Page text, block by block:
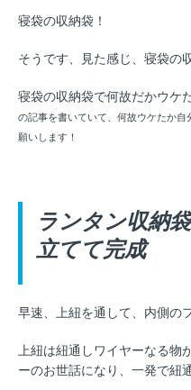
寝袋の収納袋！
そうです、見た感じ、寝袋の
寝袋の収納袋で何故だかウケ
の記事を書いていて、何故ウケたか
願いします！
ランタン収納
立てて完成
早速、上紐を通して、内側の
上紐は紐通しワイヤーなる
ーのお世話になり、一発で紐